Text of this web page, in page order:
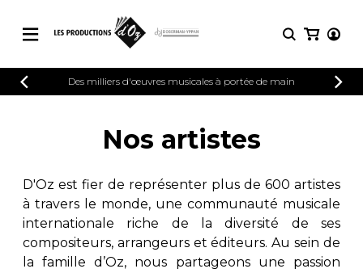
CATALOGUE
riche en œuvres originales et en
arrangements de qualité.
PARTITIONS POUR GUITARE
CONNEXION
INSCRIPTION
Des milliers d'œuvres musicales à portée de main
riche en œuvres originales et en
arrangements de qualité.
2 guitares
3 guitares
4 guitares
5 guitares et plus
Ensemble de
Nos artistes
D'Oz est fier de représenter plus de 600 artistes
à travers le monde, une communauté musicale
internationale riche de la diversité de ses
compositeurs, arrangeurs et éditeurs. Au sein de
la famille d’Oz, nous partageons une passion